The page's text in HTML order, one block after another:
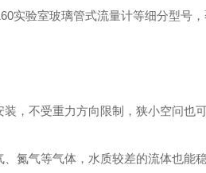
实验室玻璃管式流量计等细分型号
，不受重力方向限制，狭小空问也可
氮气等气体，水质较差的流体也能稳